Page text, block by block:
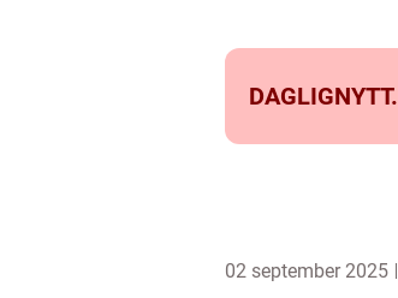
DAGLIGNYTT.
02 september 2025